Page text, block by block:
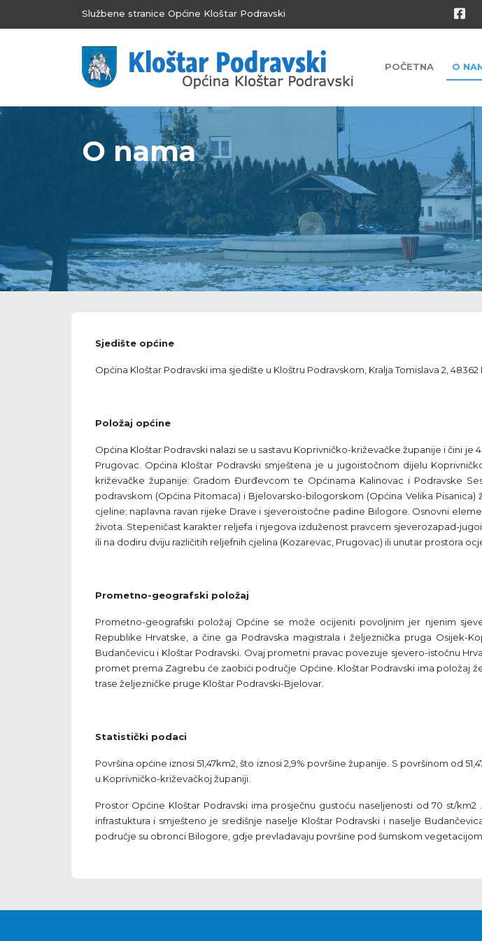
Službene stranice Općine Kloštar Podravski
POČETNA O
O nama
Sjedište općine
Općina Kloštar Podravski ima sjedište u Kloštru Podravskom, Kralja Tomislava 2, 48362
Položaj općine
Općina Kloštar Podravski nalazi se u sastavu Koprivničko-križevačke županije i čini
Prugovac. Općina Kloštar Podravski smještena je u jugoistočnom dijelu
križevačke županije: Gradom Đurđevcom te Općinama Kalinovac i Podravske
podravskom (Općina Pitomaca) i Bjelovarsko-bilogorskom (Općina Velika
cjeline; naplavna ravan rijeke Drave i sjeveroistočne padine Bilogore. Osnovni
života. Stepeničast karakter reljefa i njegova izduženost pravcem sjeverozapad-
ili na dodiru dviju različitih reljefnih cjelina (Kozarevac, Prugovac) ili unutar prostora
Prometno-geografski položaj
Prometno-geografski položaj Općine se može ocijeniti povoljnim jer njenim
Republike Hrvatske, a čine ga Podravska magistrala i željeznička pruga Osijek-
Budančevicu i Kloštar Podravski. Ovaj prometni pravac povezuje sjevero-istočnu
promet prema Zagrebu će zaobići područje Općine. Kloštar Podravski ima položaj
trase željezničke pruge Kloštar Podravski-Bjelovar.
Statistički podaci
Površina općine iznosi 51,47km2, što iznosi 2,9% površine županije. S površinom od
u Koprivničko-križevačkoj županiji.
Prostor Općine Kloštar Podravski ima prosječnu gustoću naseljenosti od 70 st/
infrastuktura i smješteno je središnje naselje Kloštar Podravski i naselje
područje su obronci Bilogore, gdje prevladavaju površine pod šumskom vegetacijom.